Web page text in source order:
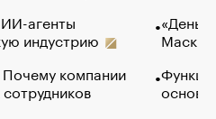
агенты
индустрию
компании
Маск в
основ